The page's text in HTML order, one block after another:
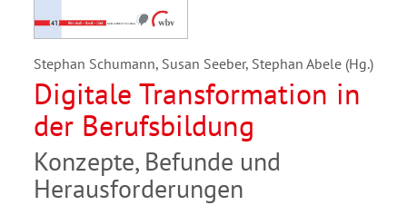
Stephan Schumann, Susan Seeber, Stephan Abele (Hg.)
Digitale Transformation in
der Berufsbildung
Konzepte, Befunde und
Herausforderungen